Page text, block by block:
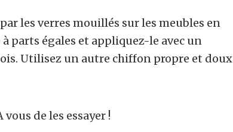
les verres mouillés sur les meubles en
parts égales et appliquez-le avec un
Utilisez un autre chiffon propre et doux
vous de les essayer !